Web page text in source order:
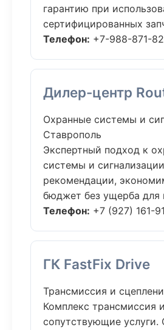
гарантию при
сертифицированных
Телефон: +7-988-871-
Дилер-центр
Охранные системы и
Ставрополь
Экспертный подход к
системы и
рекомендации,
бюджет без ущерба для
Телефон: +7 (927) 161-
ГК FastFix Drive
Трансмиссия и
Комплекс трансмиссия
сопутствующие услуги.